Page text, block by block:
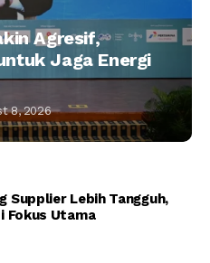
Agresif,
Jaga Energi
8, 2026
Supplier Lebih Tangguh,
Fokus Utama